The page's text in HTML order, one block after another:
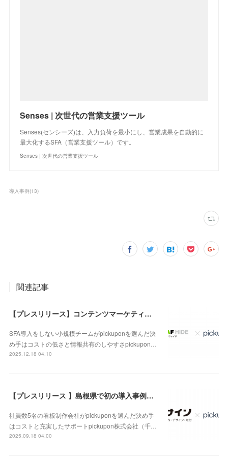
Senses | 次世代の営業支援ツール
Senses(センシーズ)は、入力負荷を最小にし、営業成果を自動的に
最大化するSFA（営業支援ツール）です。
Senses | 次世代の営業支援ツール
導入事例(13)
関連記事
【プレスリリース】コンテンツマーケティングサービスを提供する株式会社リファイドでテレアポ業務効率が以前と比べ150%に！
SFA導入をしない小規模チームがpickuponを選んだ決
め手はコストの低さと情報共有のしやすさpickupon…
2025.12.18 04:10
【プレスリリース 】島根県で初の導入事例公開！スモールスタートでハイリターンなチーム作りを可能にした株式会社エヌサインのpickupon導入事例
社員数5名の看板制作会社がpickuponを選んだ決め手
はコストと充実したサポートpickupon株式会社（千…
2025.09.18 04:00